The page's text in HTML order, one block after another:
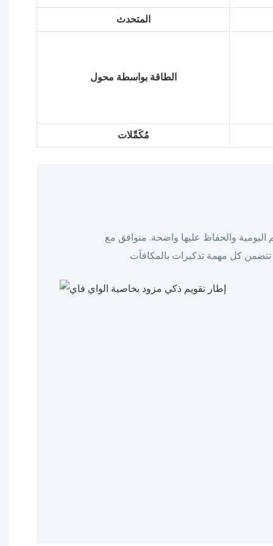
المتحدث
الطاقة بواسطة محول
مُكَمِّلات
والحفاظ عليها واضحة. متوافق مع